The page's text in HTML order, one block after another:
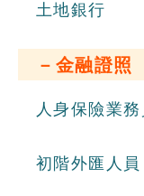
土地銀行
－金融證照
人身保險業務
初階外匯人員